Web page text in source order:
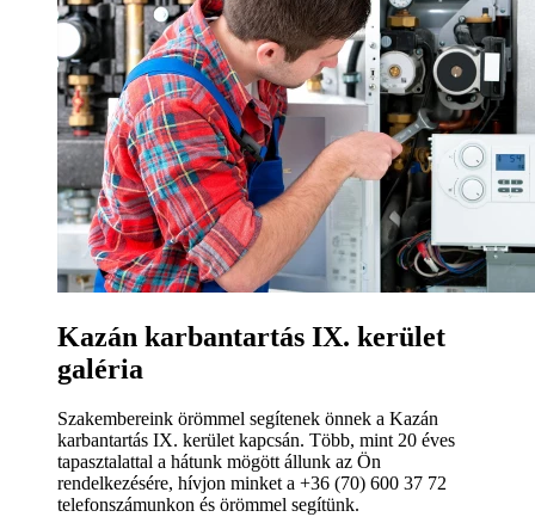
Kazán karbantartás IX. kerület
galéria
Szakembereink örömmel segítenek önnek a Kazán
karbantartás IX. kerület kapcsán. Több, mint 20 éves
tapasztalattal a hátunk mögött állunk az Ön
rendelkezésére, hívjon minket a +36 (70) 600 37 72
telefonszámunkon és örömmel segítünk.